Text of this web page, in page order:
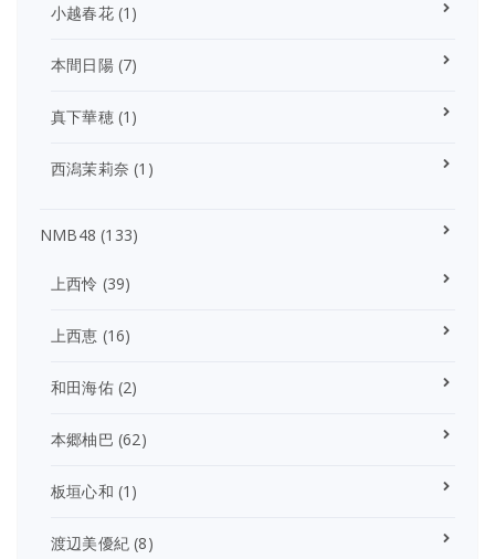
小越春花(1)
本間日陽(7)
真下華穂(1)
西潟茉莉奈 (1)
NMB48 (133)
上西怜 (39)
上西恵 (16)
和田海佑(2)
本郷柚巴 (62)
板垣心和 (1)
渡辺美優紀 (8)